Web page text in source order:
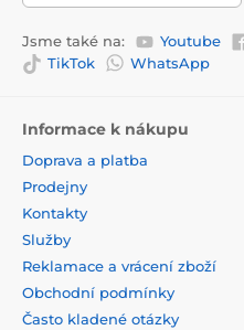
Jsme také na: Youtube
TikTok
WhatsApp
Informace k nákupu
Doprava a platba
Prodejny
Kontakty
Služby
Reklamace a vrácení zboží
Obchodní podmínky
Často kladené otázky